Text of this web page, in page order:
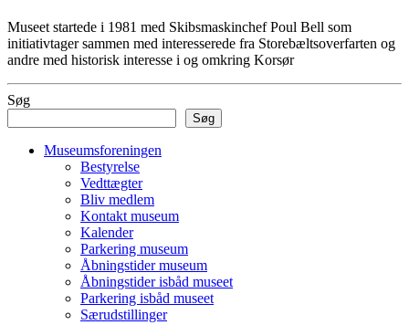
Museet startede i 1981 med Skibsmaskinchef Poul Bell som
initiativtager sammen med interesserede fra Storebæltsoverfarten og
andre med historisk interesse i og omkring Korsør
Søg
Søg
Museumsforeningen
Bestyrelse
Vedttægter
Bliv medlem
Kontakt museum
Kalender
Parkering museum
Åbningstider museum
Åbningstider isbåd museet
Parkering isbåd museet
Særudstillinger